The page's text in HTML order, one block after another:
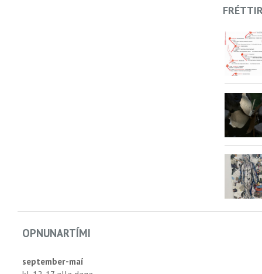
OPNUNARTÍMI
september-maí